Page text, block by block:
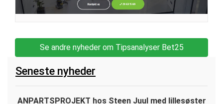
Se andre nyheder om Tipsanalyser Bet25
Seneste nyheder
ANPARTSPROJEKT hos Steen Juul med lillesøster